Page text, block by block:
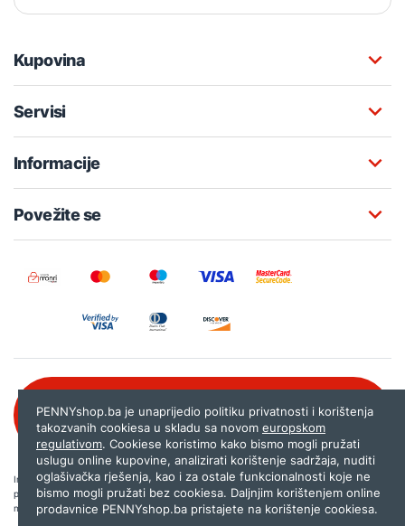
Kupovina
Servisi
Informacije
Povežite se
080 020 261
Internet trgovina PENNYshop.ba nastoji objavljivati samo provjerene i pravilne
podatke. Ako na našoj stranici otkrijete neistinite, odnosno neadekvatne informacije,
molimo vas da nam to javite nashop@pennyplus.com .
PENNYshop.ba je unaprijedio politiku privatnosti i korištenja
takozvanih cookiesa u skladu sa novom europskom
regulativom. Cookiese koristimo kako bismo mogli pružati
uslugu online kupovine, analizirati korištenje sadržaja, nuditi
oglašivačka rješenja, kao i za ostale funkcionalnosti koje ne
bismo mogli pružati bez cookiesa. Daljnjim korištenjem online
prodavnice PENNYshop.ba pristajete na korištenje cookiesa.